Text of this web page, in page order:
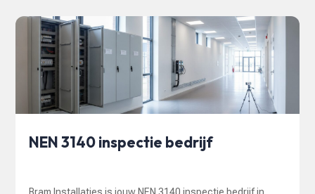
NEN 3140 inspectie bedrijf